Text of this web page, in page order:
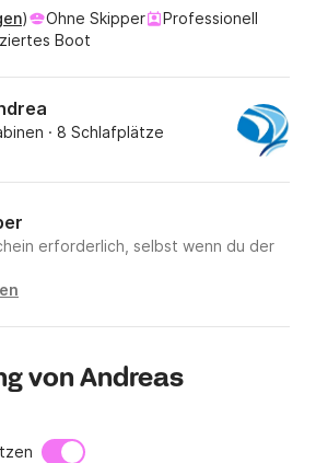
) Ohne Skipper
Professionell
Boot
· 8 Schlafplätze
erforderlich, selbst wenn du der
von Andreas